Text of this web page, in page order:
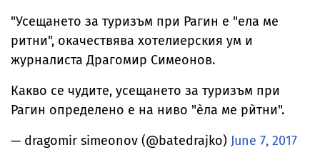
"Усещането за туризъм при Рагин е "ела ме
ритни", окачествява хотелиерския ум и
журналиста Драгомир Симеонов.
Какво се чудите, усещането за туризъм при
Рагин определено е на ниво "ѐла ме рѝтни".
— dragomir simeonov (@batedrajko) June 7, 2017